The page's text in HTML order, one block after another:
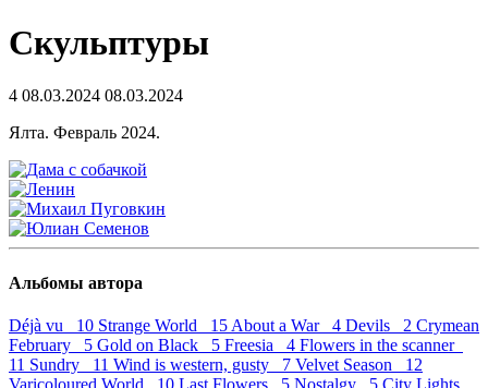
Скульптуры
4 08.03.2024 08.03.2024
Ялта. Февраль 2024.
Альбомы автора
Déjà vu 10 Strange World 15 About a War 4 Devils 2 Crymean
February 5 Gold on Black 5 Freesia 4 Flowers in the scanner
11 Sundry 11 Wind is western, gusty 7 Velvet Season 12
Varicoloured World 10 Last Flowers 5 Nostalgy 5 City Lights